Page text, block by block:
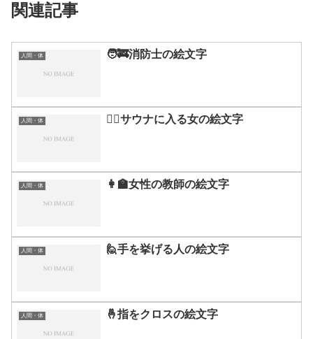
関連記事
人間・体 🧑‍🚒消防士の絵文字
人間・体 🧖‍♀️サウナに入る女の絵文字
人間・体 👩‍🏫女性の教師の絵文字
人間・体 🙋手を挙げる人の絵文字
人間・体 🤞指をクロスの絵文字